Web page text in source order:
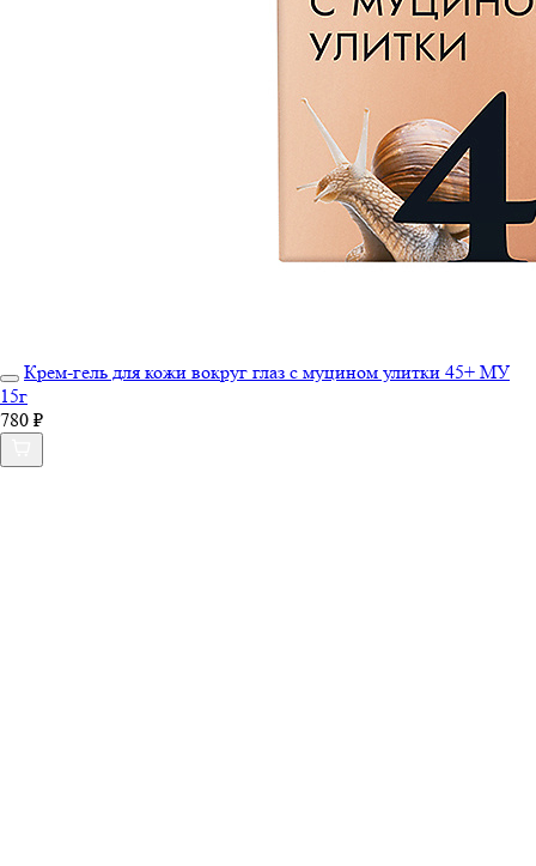
Крем-гель для кожи вокруг глаз с муцином улитки 45+ МУ
15г
780 ₽